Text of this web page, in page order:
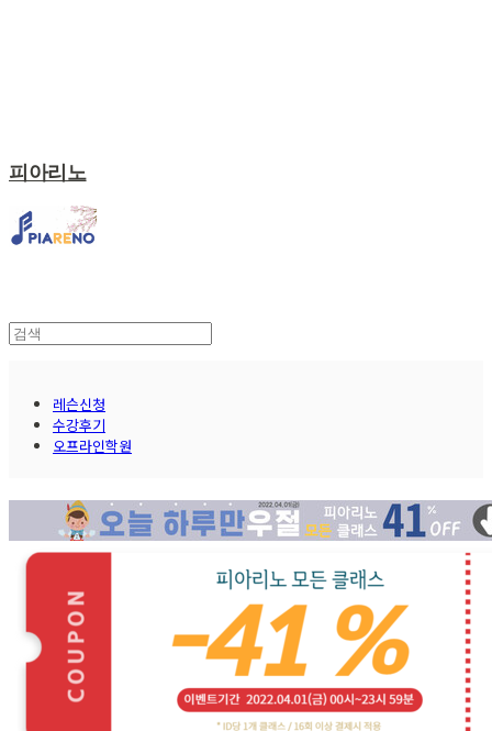
피아리노
레슨신청
수강후기
오프라인학원